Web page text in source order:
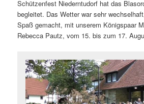
Schützenfest Niederntudorf hat das
begleitet. Das Wetter war sehr
Spaß gemacht, mit unserem Königspaar
Rebecca Pautz, vom 15. bis zum 17.